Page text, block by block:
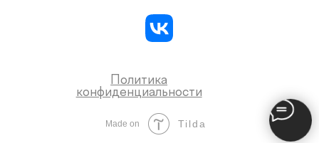
Made on Tilda